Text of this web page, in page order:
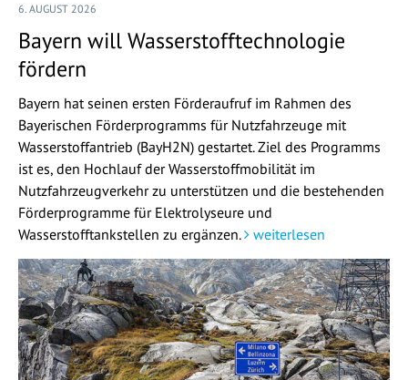
6. AUGUST 2026
Bayern will Wasserstofftechnologie
fördern
Bayern hat seinen ersten Förderaufruf im Rahmen des
Bayerischen Förderprogramms für Nutzfahrzeuge mit
Wasserstoffantrieb (BayH2N) gestartet. Ziel des Programms
ist es, den Hochlauf der Wasserstoffmobilität im
Nutzfahrzeugverkehr zu unterstützen und die bestehenden
Förderprogramme für Elektrolyseure und
Wasserstofftankstellen zu ergänzen.
weiterlesen